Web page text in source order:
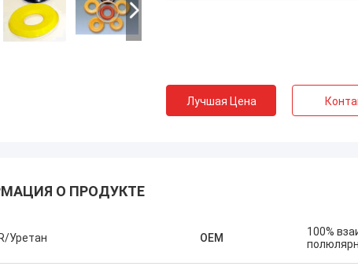
и
Лучшая Цена
О ПРОДУКТЕ
Уретан OEM
100%